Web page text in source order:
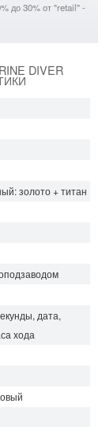
до 30% от "retail" -
DIVER
золото + титан
дата,
хода